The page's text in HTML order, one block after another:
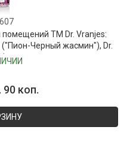
помещений ТМ Dr. Vranjes:
Черный жасмин"), Dr.
90 коп.